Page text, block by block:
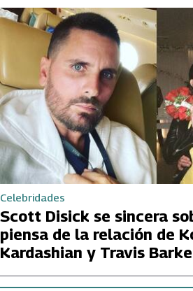
Celebridades
Scott Disick se sincera
piensa de la relación de
Kardashian y Travis